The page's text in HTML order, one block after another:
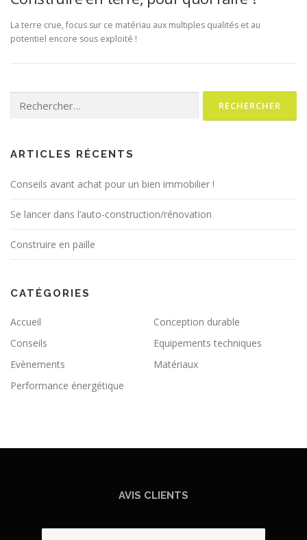
La terre crue, focus sur ce matériau aux multiples qualités et au
potentiel encore sous exploité !
ARTICLES RÉCENTS
Conseils avant achat pour un bien immobilier !
Se lancer dans l’auto-construction/rénovation
Construire en paille
CATÉGORIES
Accueil
Conception durable
Conseils
Equipements techniques
Evènements
Matériaux
Performance énergétique
AVIS CLIENTS